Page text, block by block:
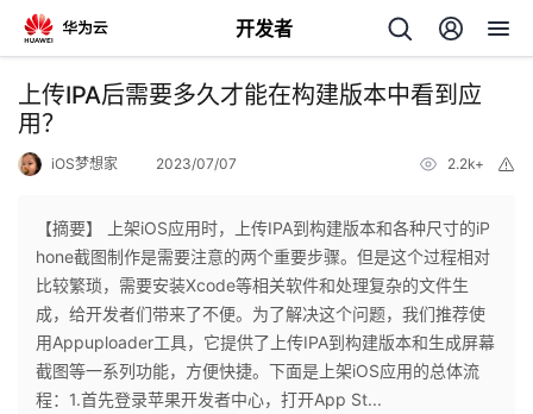
开发者
返
回
个
人
主
我
的
我
上传IPA后需要多久才能在构建版本中看到应
用？
iOS梦想家 2023/07/07 2.2k+
【摘要】 上架iOS应用时，上传IPA到构建版本和各种尺寸的iP
hone截图制作是需要注意的两个重要步骤。但是这个过程相对
比较繁琐，需要安装Xcode等相关软件和处理复杂的文件生
成，给开发者们带来了不便。为了解决这个问题，我们推荐使
用Appuploader工具，它提供了上传IPA到构建版本和生成屏幕
截图等一系列功能，方便快捷。下面是上架iOS应用的总体流
程：1.首先登录苹果开发者中心，打开App St...